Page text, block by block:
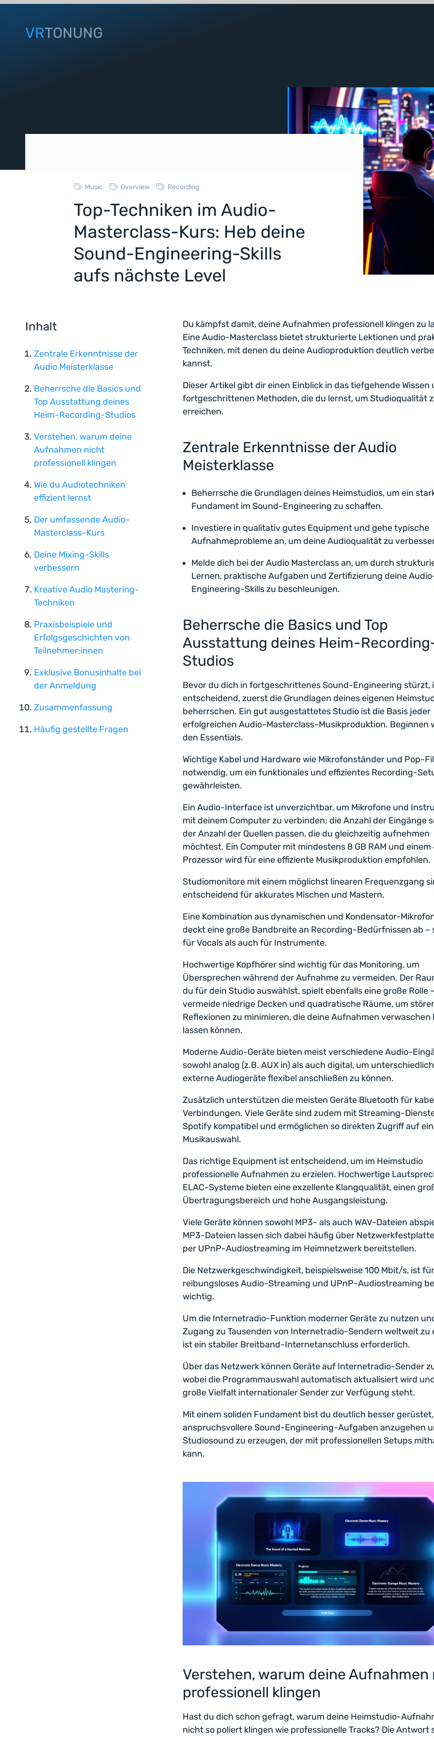
VRTONUNG
Music Overview Recording
Top-Techniken im Audio-
Masterclass-Kurs: Heb deine
Sound-Engineering-Skills
aufs nächste Level
Inhalt
Zentrale Erkenntnisse der
Audio Meisterklasse
Beherrsche die Basics und
Top Ausstattung deines
Heim-Recording-Studios
Verstehen, warum deine
Aufnahmen nicht
professionell klingen
Wie du Audiotechniken
effizient lernst
Der umfassende Audio-
Masterclass-Kurs
Deine Mixing-Skills
verbessern
Kreative Audio Mastering-
Techniken
Praxisbeispiele und
Erfolgsgeschichten von
Teilnehmer:innen
Exklusive Bonusinhalte bei
der Anmeldung
Zusammenfassung
Häufig gestellte Fragen
Du kämpfst damit, deine Aufnahmen professionell klingen zu
Eine Audio-Masterclass bietet strukturierte Lektionen und
Techniken, mit denen du deine Audioproduktion deutlich
kannst.
Dieser Artikel gibt dir einen Einblick in das tiefgehende Wissen
fortgeschrittenen Methoden, die du lernst, um Studioqualität
erreichen.
Zentrale Erkenntnisse der Audio
Meisterklasse
Beherrsche die Grundlagen deines Heimstudios, um ein
Fundament im Sound-Engineering zu schaffen.
Investiere in qualitativ gutes Equipment und gehe typische
Aufnahmeprobleme an, um deine Audioqualität zu
Melde dich bei der Audio Masterclass an, um durch
Lernen, praktische Aufgaben und Zertifizierung deine
Engineering-Skills zu beschleunigen.
Beherrsche die Basics und Top
Ausstattung deines Heim-
Studios
Bevor du dich in fortgeschrittenes Sound-Engineering stürzt,
entscheidend, zuerst die Grundlagen deines eigenen
beherrschen. Ein gut ausgestattetes Studio ist die Basis jeder
erfolgreichen Audio-Masterclass-Musikproduktion. Beginnen
den Essentials.
Wichtige Kabel und Hardware wie Mikrofonständer und Pop-
notwendig, um ein funktionales und effizientes Recording-
gewährleisten.
Ein Audio-Interface ist unverzichtbar, um Mikrofone und
mit deinem Computer zu verbinden; die Anzahl der Eingänge
der Anzahl der Quellen passen, die du gleichzeitig aufnehmen
möchtest. Ein Computer mit mindestens 8 GB RAM und
Prozessor wird für eine effiziente Musikproduktion empfohlen.
Studiomonitore mit einem möglichst linearen Frequenzgang
entscheidend für akkurates Mischen und Mastern.
Eine Kombination aus dynamischen und Kondensator-
deckt eine große Bandbreite an Recording-Bedürfnissen ab –
für Vocals als auch für Instrumente.
Hochwertige Kopfhörer sind wichtig für das Monitoring, um
Übersprechen während der Aufnahme zu vermeiden. Der
du für dein Studio auswählst, spielt ebenfalls eine große Rolle –
vermeide niedrige Decken und quadratische Räume, um
Reflexionen zu minimieren, die deine Aufnahmen verwaschen
lassen können.
Moderne Audio-Geräte bieten meist verschiedene Audio-
sowohl analog (z.B. AUX in) als auch digital, um
externe Audiogeräte flexibel anschließen zu können.
Zusätzlich unterstützen die meisten Geräte Bluetooth für
Verbindungen. Viele Geräte sind zudem mit Streaming-
Spotify kompatibel und ermöglichen so direkten Zugriff auf
Musikauswahl.
Das richtige Equipment ist entscheidend, um im Heimstudio
professionelle Aufnahmen zu erzielen. Hochwertige
ELAC-Systeme bieten eine exzellente Klangqualität, einen
Übertragungsbereich und hohe Ausgangsleistung.
Viele Geräte können sowohl MP3- als auch WAV-Dateien
MP3-Dateien lassen sich dabei häufig über
per UPnP-Audiostreaming im Heimnetzwerk bereitstellen.
Die Netzwerkgeschwindigkeit, beispielsweise 100 Mbit/s, ist für
reibungsloses Audio-Streaming und UPnP-Audiostreaming
wichtig.
Um die Internetradio-Funktion moderner Geräte zu nutzen
Zugang zu Tausenden von Internetradio-Sendern weltweit zu
ist ein stabiler Breitband-Internetanschluss erforderlich.
Über das Netzwerk können Geräte auf Internetradio-Sender
wobei die Programmauswahl automatisch aktualisiert wird
große Vielfalt internationaler Sender zur Verfügung steht.
Mit einem soliden Fundament bist du deutlich besser gerüstet,
anspruchsvollere Sound-Engineering-Aufgaben anzugehen
Studiosound zu erzeugen, der mit professionellen Setups
kann.
Verstehen, warum deine Aufnahmen
professionell klingen
Hast du dich schon gefragt, warum deine Heimstudio-
nicht so poliert klingen wie professionelle Tracks? Die Antwort